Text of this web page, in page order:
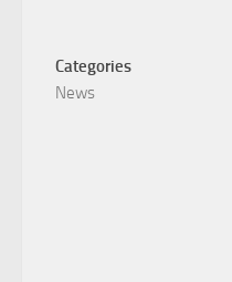
Categories
News